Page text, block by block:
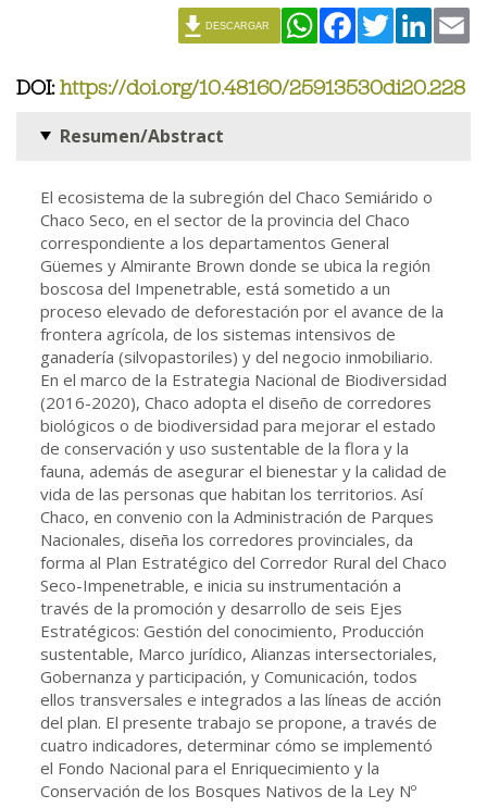
WhatsAppFacebookTwitter
DESCARGAR
DOI: https://doi.org/10.48160/25913530di20.228
Resumen/Abstract
El ecosistema de la subregión del Chaco Semiárido o
Chaco Seco, en el sector de la provincia del Chaco
correspondiente a los departamentos General
Güemes y Almirante Brown donde se ubica la región
boscosa del Impenetrable, está sometido a un
proceso elevado de deforestación por el avance de la
frontera agrícola, de los sistemas intensivos de
ganadería (silvopastoriles) y del negocio inmobiliario.
En el marco de la Estrategia Nacional de Biodiversidad
(2016-2020), Chaco adopta el diseño de corredores
biológicos o de biodiversidad para mejorar el estado
de conservación y uso sustentable de la flora y la
fauna, además de asegurar el bienestar y la calidad de
vida de las personas que habitan los territorios. Así
Chaco, en convenio con la Administración de Parques
Nacionales, diseña los corredores provinciales, da
forma al Plan Estratégico del Corredor Rural del Chaco
Seco-Impenetrable, e inicia su instrumentación a
través de la promoción y desarrollo de seis Ejes
Estratégicos: Gestión del conocimiento, Producción
sustentable, Marco jurídico, Alianzas intersectoriales,
Gobernanza y participación, y Comunicación, todos
ellos transversales e integrados a las líneas de acción
del plan. El presente trabajo se propone, a través de
cuatro indicadores, determinar cómo se implementó
el Fondo Nacional para el Enriquecimiento y la
Conservación de los Bosques Nativos de la Ley Nº